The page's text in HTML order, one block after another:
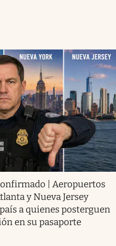
| Aeropuertos
y Nueva Jersey
a quienes posterguen
en su pasaporte